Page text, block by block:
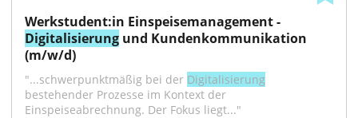
Digitalisierung und Kundenkommunikation
(m/w/d)
"...schwerpunktmäßig bei der Digitalisierung
bestehender Prozesse im Kontext der
Einspeiseabrechnung. Der Fokus liegt..."